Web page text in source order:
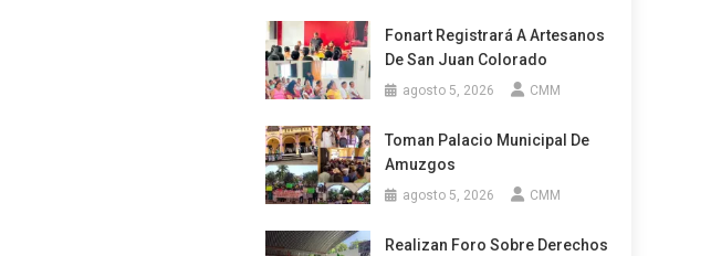
Fonart Registrará A Artesanos
De San Juan Colorado
agosto 5, 2026 CMM
Toman Palacio Municipal De
Amuzgos
agosto 5, 2026 CMM
Realizan Foro Sobre Derechos